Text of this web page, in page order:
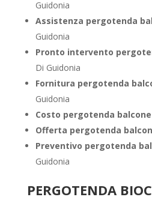
Guidonia
Assistenza pergotenda
Guidonia
Pronto intervento
Di Guidonia
Fornitura pergotenda
Guidonia
Costo pergotenda balcone
Offerta pergotenda
Preventivo pergotenda
Guidonia
PERGOTENDA